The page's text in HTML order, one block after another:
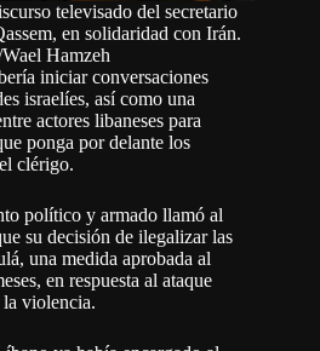
televisado del secretario
en solidaridad con Irán.
Hamzeh
iniciar conversaciones
israelíes, así como una
actores libaneses para
ponga por delante los
clérigo.
político y armado llamó al
su decisión de ilegalizar las
una medida aprobada al
en respuesta al ataque
la violencia.